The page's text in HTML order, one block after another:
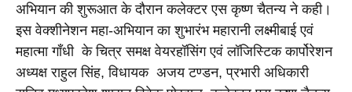
अभियान की शुरूआत के दौरान कलेक्टर एस कृष्ण चैतन्य ने कही।
इस वेक्शीनेशन महा-अभियान का शुभारंभ महारानी लक्ष्मीबाई एवं
महात्मा गाँधी  के चित्र समक्ष वेयरहॉसिंग एवं लॉजिस्टिक कार्पोरेशन
अध्यक्ष राहुल सिंह, विधायक  अजय टण्डन, प्रभारी अधिकारी